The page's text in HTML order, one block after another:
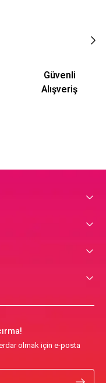
Güvenli
Alışveriş
olmak için e-posta